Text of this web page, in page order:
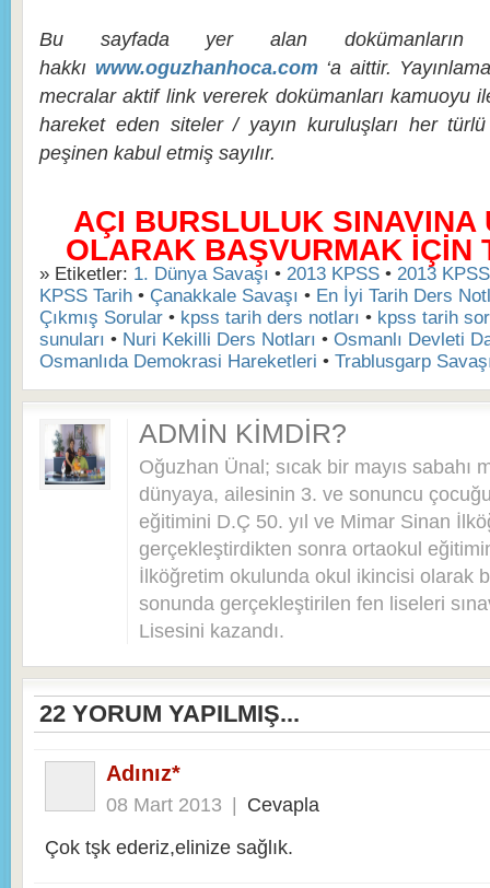
Bu sayfada yer alan
hakkı www.oguzhanhoca.com‘a aittir.
mecralar aktif link vererek dokümanları kamuoyu
hareket eden siteler / yayın kuruluşları her
peşinen kabul etmiş sayılır.
AÇI BURSLULUK SINAVINA
OLARAK BAŞVURMAK İÇİN
» Etiketler: 1. Dünya Savaşı • 2013 KPSS • 2013
KPSS Tarih • Çanakkale Savaşı • En İyi Tarih Ders
Çıkmış Sorular • kpss tarih ders notları • kpss tarih
sunuları • Nuri Kekilli Ders Notları • Osmanlı Devleti
Osmanlıda Demokrasi Hareketleri • Trablusgarp
ADMIN KIMDIR?
Oğuzhan Ünal; sıcak bir mayıs sabahı
dünyaya, ailesinin 3. ve sonuncu
eğitimini D.Ç 50. yıl ve Mimar Sinan
gerçekleştirdikten sonra ortaokul
İlköğretim okulunda okul ikincisi olarak
sonunda gerçekleştirilen fen liseleri
Lisesini kazandı.
22 YORUM YAPILMIŞ...
Adınız*
08 Mart 2013 | Cevapla
Çok tşk ederiz,elinize sağlık.